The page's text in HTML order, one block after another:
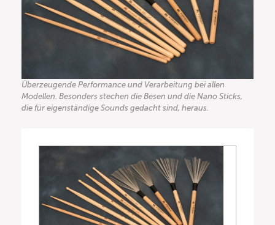
Überzeugende Performance und Verarbeitung bei allen
Modellen. Besonders stechen die Besen und die Nano Sticks,
die für eigenständige Sounds gedacht sind, heraus.